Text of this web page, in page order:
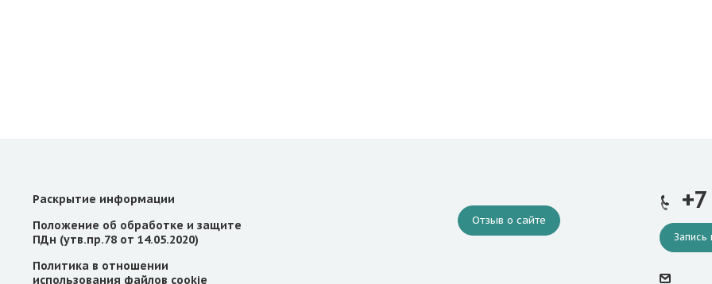
Раскрытие информации
Положение об обработке и защите
ПДн (утв.пр.78 от 14.05.2020)
Политика в отношении
использования файлов cookie
Отзыв о сайте
Запись